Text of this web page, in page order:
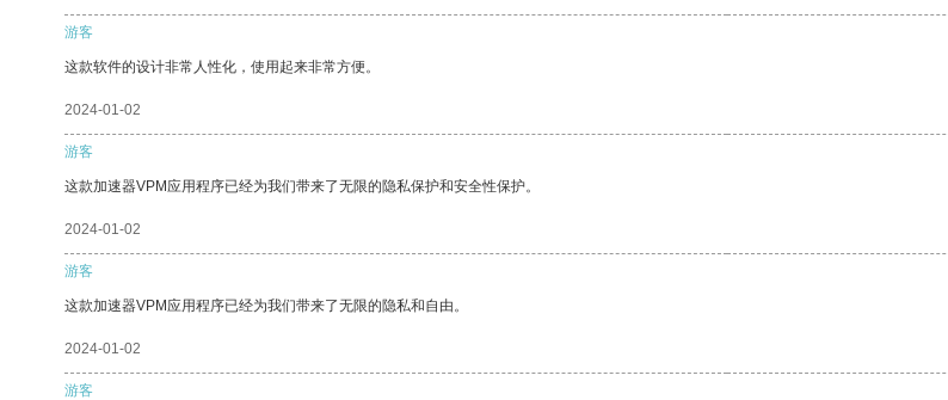
游客
这款软件的设计非常人性化，使用起来非常方便。
2024-01-02
游客
这款加速器VPM应用程序已经为我们带来了无限的隐私保护和安全性保护。
2024-01-02
游客
这款加速器VPM应用程序已经为我们带来了无限的隐私和自由。
2024-01-02
游客